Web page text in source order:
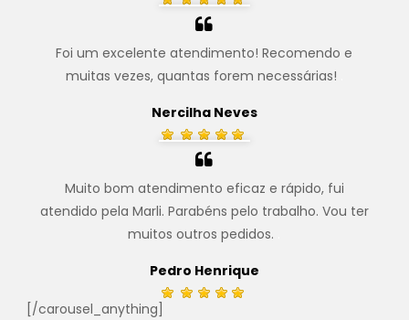
Foi um excelente atendimento! Recomendo e
muitas vezes, quantas forem necessárias!
Nercilha Neves
Muito bom atendimento eficaz e rápido, fui
atendido pela Marli. Parabéns pelo trabalho. Vou ter
muitos outros pedidos.
Pedro Henrique
[/carousel_anything]